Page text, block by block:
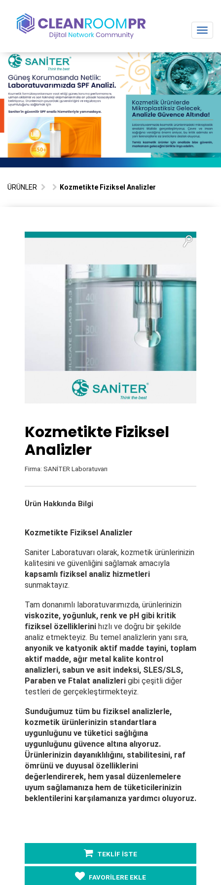
ÜRÜNLER Kozmetikte Fiziksel Analizler
Kozmetikte Fiziksel
Analizler
Firma: SANİTER Laboratuvarı
Ürün Hakkında Bilgi
Kozmetikte Fiziksel Analizler
Saniter Laboratuvarı olarak, kozmetik ürünlerinizin
kalitesini ve güvenliğini sağlamak amacıyla
kapsamlı fiziksel analiz hizmetleri
sunmaktayız.
Tam donanımlı laboratuvarımızda, ürünlerinizin
viskozite, yoğunluk, renk ve pH gibi kritik
fiziksel özelliklerini hızlı ve doğru bir şekilde
analiz etmekteyiz. Bu temel analizlerin yanı sıra,
anyonik ve katyonik aktif madde tayini, toplam
aktif madde, ağır metal kalite kontrol
analizleri, sabun ve asit indeksi, SLES/SLS,
Paraben ve Ftalat analizleri gibi çeşitli diğer
testleri de gerçekleştirmekteyiz.
Sunduğumuz tüm bu fiziksel analizlerle,
kozmetik ürünlerinizin standartlara
uygunluğunu ve tüketici sağlığına
uygunluğunu güvence altına alıyoruz.
Ürünlerinizin dayanıklılığını, stabilitesini, raf
ömrünü ve duyusal özelliklerini
değerlendirerek, hem yasal düzenlemelere
uyum sağlamanıza hem de tüketicilerinizin
beklentilerini karşılamanıza yardımcı oluyoruz.
TEKLİF İSTE
FAVORİLERE EKLE